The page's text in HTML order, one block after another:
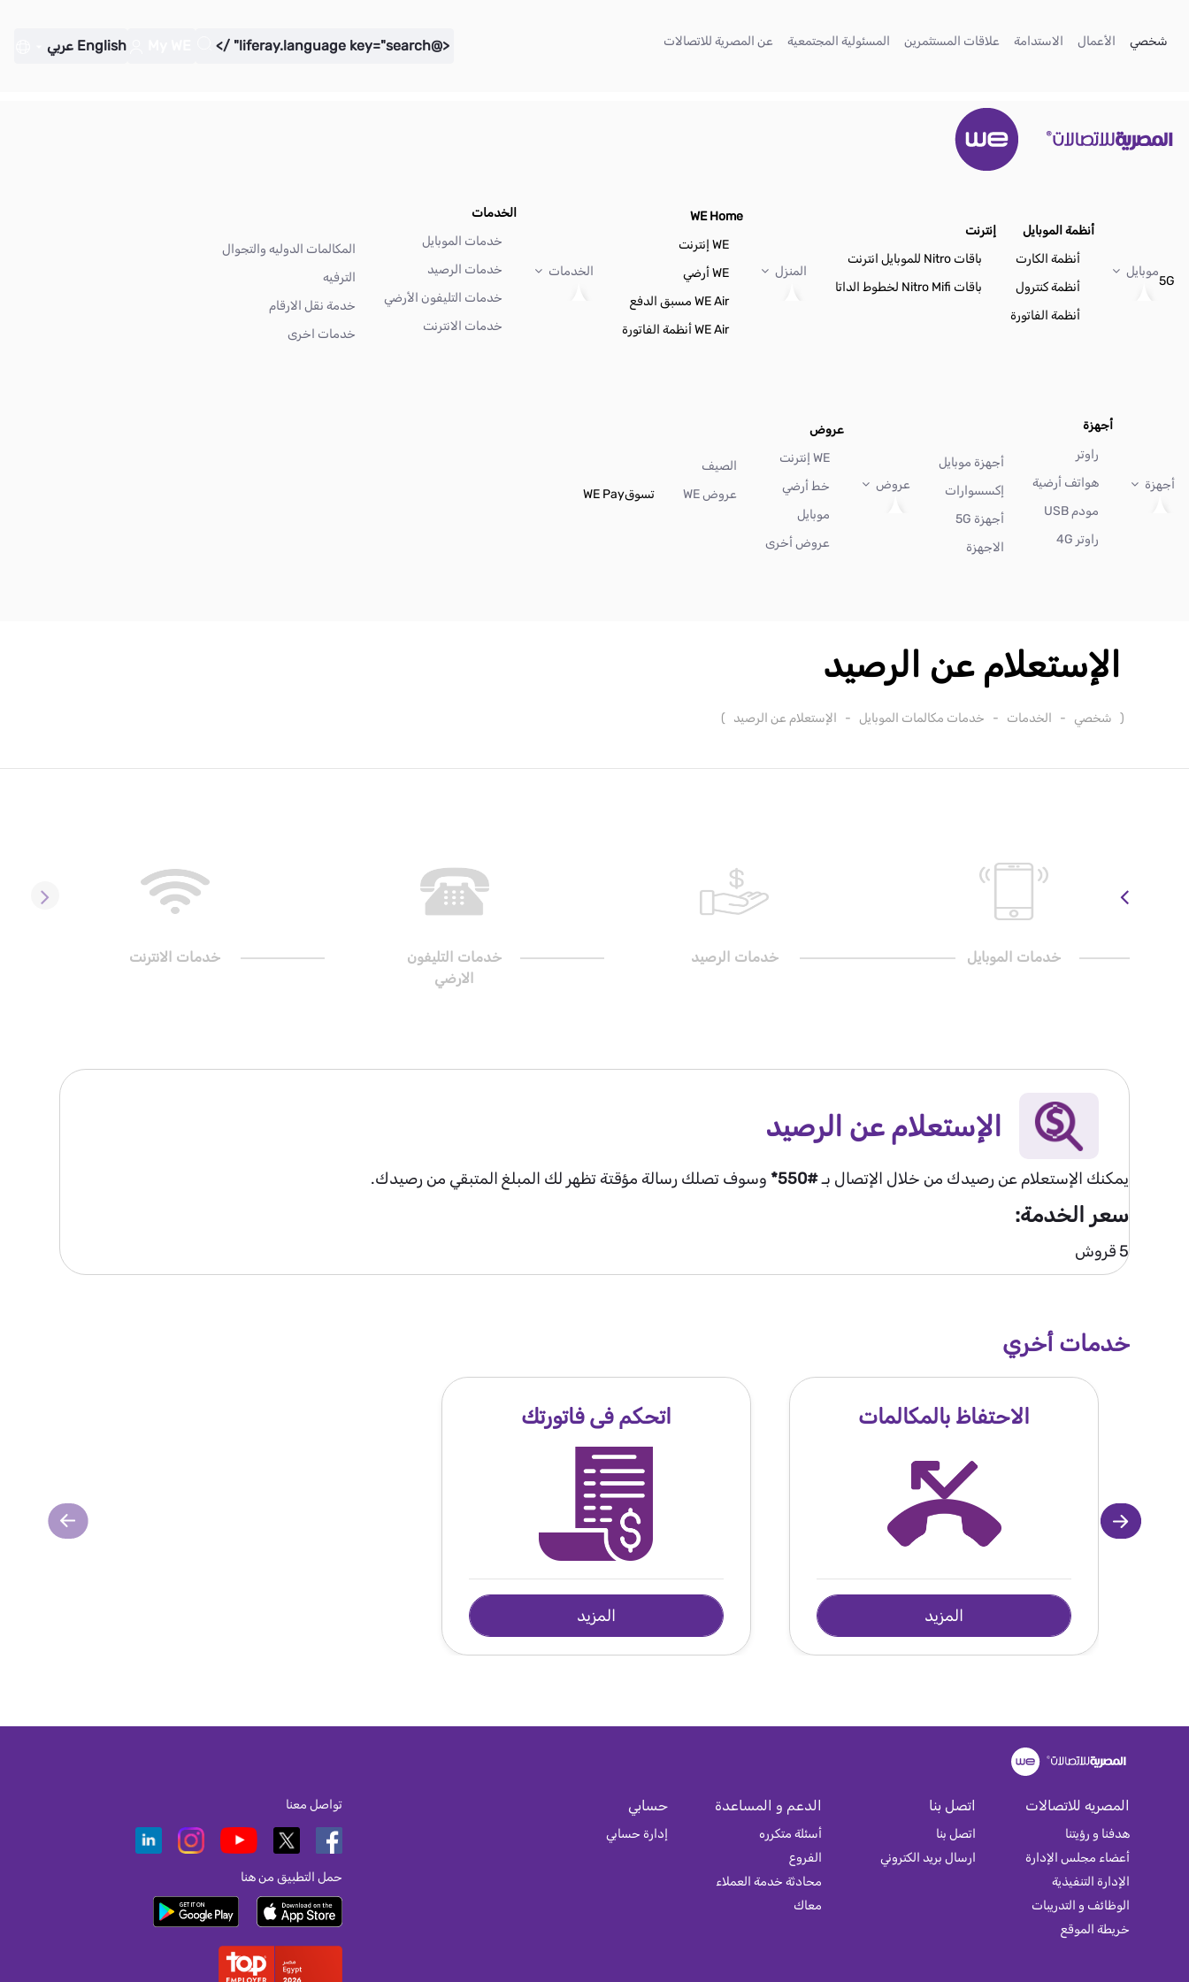
شخصي
الأعمال الاستدامة
(current) علاقات المستثمرين
(current) المسئولية المجتمعية
(current) عن المصرية للاتصالات <@liferay.language key="search" />
English عربي
5G
موبايل
أنظمة الموبايل
أنظمة الكارت
أنظمة كنترول
أنظمة الفاتورة
إنترنت
باقات Nitro للموبايل انترنت
باقات Nitro Mifi لخطوط الداتا
المنزل
WE Home
WE إنترنت
WE أرضي
WE Air مسبق الدفع
WE Air أنظمة الفاتورة
الخدمات
الخدمات
خدمات الموبايل
خدمات الرصيد
خدمات التليفون الأرضي
خدمات الانترنت
المكالمات الدوليه والتجوال
الترفيه
خدمة نقل الارقام
خدمات اخرى
أجهزة
أجهزة
راوتر
هواتف أرضية
مودم USB
راوتر 4G
أجهزة موبايل
إكسسوارات
أجهزة 5G
الاجهزة
عروض
عروض
WE إنترنت
خط أرضي
موبايل
عروض أخرى
الصيف
عروض WE
تسوقWE Pay
الإستعلام عن الرصيد
( شخصي - الخدمات - خدمات مكالمات الموبايل - الإستعلام عن الرصيد )
خدمات الموبايل خدمات الرصيد
خدمات التليفون
الارضي
خدمات الانترنت
الإستعلام عن الرصيد
يمكنك الإستعلام عن رصيدك من خلال الإتصال بـ#550* وسوف تصلك رسالة مؤقتة تظهر لك المبلغ المتبقي من رصيدك.
سعر الخدمة:
5 قروش
خدمات أخري
الاحتفاظ بالمكالمات
المزيد
اتحكم فى فاتورتك
المزيد
المصريه للاتصالات
هدفنا و رؤيتنا
أعضاء مجلس الإدارة
الإدارة التنفيذية
الوظائف و التدريبات
خريطة الموقع
اتصل بنا
اتصل بنا
ارسال بريد الكتروني
الدعم و المساعدة
أسئلة متكرره
الفروع
محادثة خدمة العملاء
معاك
حسابي
إدارة حسابي
تواصل معنا
حمل التطبيق من هنا